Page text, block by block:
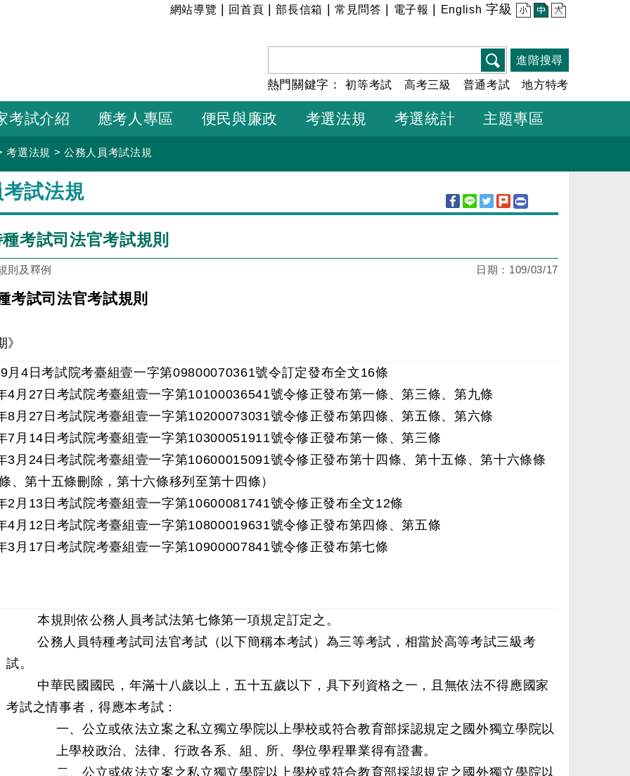
:::
網站導覽 回首頁 |部長信箱 常見問答 電子報 English 字級 小 中 大
進階搜尋
熱門關鍵字：初等考試 高考三級 普通考試 地方特考
考試介紹 應考人專區 便民與廉政 考選法規 考選統計 主題專區
考選法規 >公務人員考試法規
試法規
考試司法官考試規則
則及釋例 日期： 109/03/17
考試司法官考試規則
月4日考試院考臺組壹一字第09800070361號令訂定發布全文16條
4月27日考試院考臺組壹一字第10100036541號令修正發布第一條、第三條、第九條
8月27日考試院考臺組壹一字第10200073031號令修正發布第四條、第五條、第六條
7月14日考試院考臺組壹一字第10300051911號令修正發布第一條、第三條
3月24日考試院考臺組壹一字第10600015091號令修正發布第十四條、第十五條、第十六條條
、第十五條刪除，第十六條移列至第十四條）
2月13日考試院考臺組壹一字第10600081741號令修正發布全文12條
4月12日考試院考臺組壹一字第10800019631號令修正發布第四條、第五條
3月17日考試院考臺組壹一字第10900007841號令修正發布第七條
規則依公務人員考試法第七條第一項規定訂定之。
人員特種考試司法官考試（以下簡稱本考試）為三等考試，相當於高等考試三級考
試。
民國國民，年滿十八歲以上，五十五歲以下，具下列資格之一，且無依法不得應國家
考試之情事者，得應本考試：
一、公立或依法立案之私立獨立學院以上學校或符合教育部採認規定之國外獨立學院以
上學校政治、法律、行政各系、組、所、學位學程畢業得有證書。
二、公立或依法立案之私立獨立學院以上學校或符合教育部採認規定之國外獨立學院以